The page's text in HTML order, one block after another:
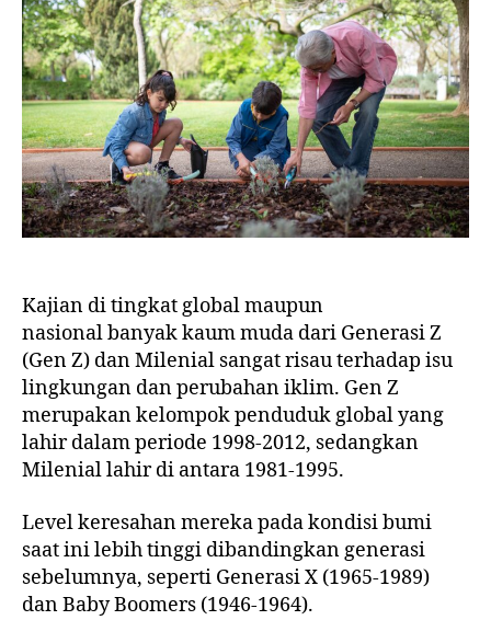
Kajian di tingkat global maupun
nasional banyak kaum muda dari Generasi Z
(Gen Z) dan Milenial sangat risau terhadap isu
lingkungan dan perubahan iklim. Gen Z
merupakan kelompok penduduk global yang
lahir dalam periode 1998-2012, sedangkan
Milenial lahir di antara 1981-1995.
Level keresahan mereka pada kondisi bumi
saat ini lebih tinggi dibandingkan generasi
sebelumnya, seperti Generasi X (1965-1989)
dan Baby Boomers (1946-1964).